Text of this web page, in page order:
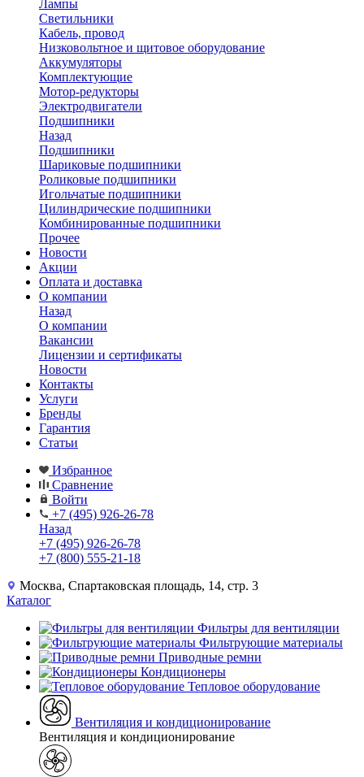
Лампы
Светильники
Кабель, провод
Низковольтное и щитовое оборудование
Аккумуляторы
Комплектующие
Мотор-редукторы
Электродвигатели
Подшипники
Назад
Подшипники
Шариковые подшипники
Роликовые подшипники
Игольчатые подшипники
Цилиндрические подшипники
Комбинированные подшипники
Прочее
Новости
Акции
Оплата и доставка
О компании
Назад
О компании
Вакансии
Лицензии и сертификаты
Новости
Контакты
Услуги
Бренды
Гарантия
Статьи
Избранное
Сравнение
Войти
+7 (495) 926-26-78
Назад
+7 (495) 926-26-78
+7 (800) 555-21-18
Москва, Спартаковская площадь, 14, стр. 3
Каталог
Фильтры для вентиляции
Фильтрующие материалы
Приводные ремни
Кондиционеры
Тепловое оборудование
Вентиляция и кондиционирование
Вентиляция и кондиционирование